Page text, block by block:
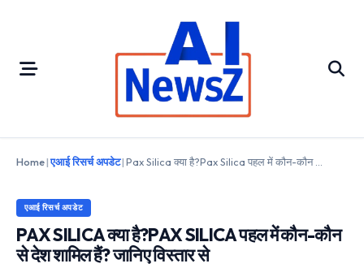
Home|एआई रिसर्च अपडेट|
एआई रिसर्च अपडेट
PAX SILICA क्या है?PAX SILICA पहल में कौन-कौन
से देश शामिल हैं? जानिए विस्तार से